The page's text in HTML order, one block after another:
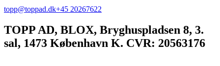
topp@toppad.dk+45 20267622
TOPP AD, BLOX, Bryghuspladsen 8, 3.
sal, 1473 København K. CVR: 20563176